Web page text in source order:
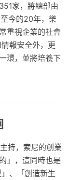
家，將總部由
今的20年，樂
重視企業的社會
報安全外，更
環，並將培養下
持，索尼的創業
」，這同時也是
、「創造新生